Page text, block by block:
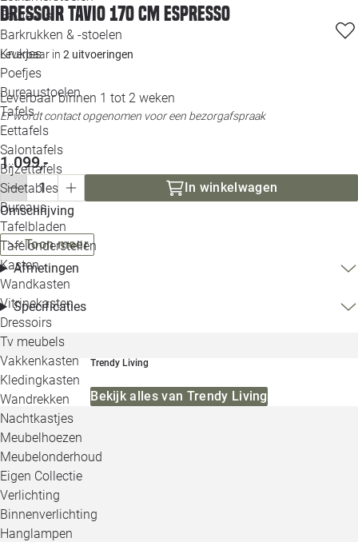
Fauteuils
Barkrukken & -stoelen
Krukjes
Poefjes
Bureaustoelen
Tafels
Eettafels
Salontafels
Bijzettafels
Sidetables
Bureaus
Tafelbladen
Tafelonderstellen
Kasten
Wandkasten
Vitrinekasten
Dressoirs
Tv meubels
Vakkenkasten
Kledingkasten
Wandrekken
Nachtkastjes
Meubelhoezen
Meubelonderhoud
Eigen Collectie
Verlichting
Binnenverlichting
Hanglampen
Dressoir Tavio 170 cm espresso
Leverbaar in 2 uitvoeringen
Leverbaar binnen 1 tot 2 weken
Er wordt contact opgenomen voor een bezorgafspraak
1.099,-
In winkelwagen
Omschrijving
Toon meer
Afmetingen
Specificaties
Trendy Living
Bekijk alles van Trendy Living